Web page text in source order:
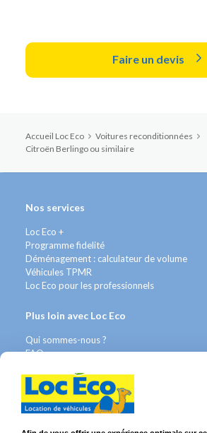
Faire un devis
Accueil Loc Eco
Voitures reconditionnées
Citroën Berlingo ou similaire
Nos services
Loc Eco +
Programme fidelité
Déménagement : calculateur de volume
Véhicules TPMR
Loc Eco pour les professionnels
Plus loin avec Loc Eco
Qui sommes-nous ?
FAQ
Nous recrutons
Avis Clients